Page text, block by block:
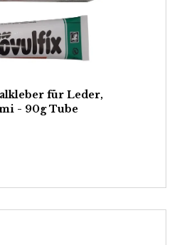
für Leder,
- 90g Tube